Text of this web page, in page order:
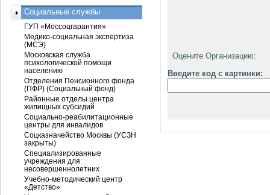
Оцените Организацию:
Введите код с картинки:
Социальные службы
ГУП «Моссоцгарантия»
Медико-социальная экспертиза
(МСЭ)
Московская служба
психологической помощи
населению
Отделения Пенсионного фонда
(ПФР) (Социальный фонд)
Районные отделы центра
жилищных субсидий
Социально-реабилитационные
центры для инвалидов
Соцказначейство Москвы (УСЗН
закрыты)
Специализированные
учреждения для
несовершеннолетних
Учебно-методический центр
«Детство»